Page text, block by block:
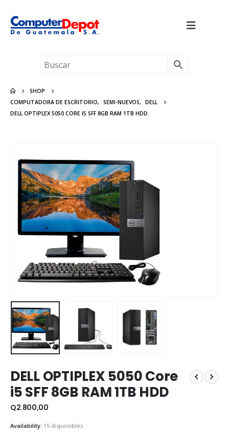
SHOP
COMPUTADORA DE ESCRITORIO, SEMI-NUEVOS,
DELL
DELL OPTIPLEX 5050 CORE I5 SFF 8GB RAM 1TB HDD
DELL OPTIPLEX 5050 Core
i5 SFF 8GB RAM 1TB HDD
Q2.800,00
Availability: 15 disponibles